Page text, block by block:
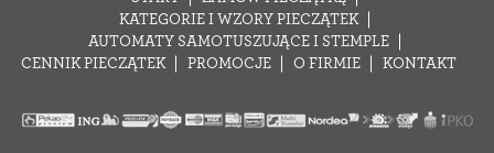
KATEGORIE I WZORY PIECZĄTEK
AUTOMATY SAMOTUSZUJĄCE I STEMPLE
CENNIK PIECZĄTEK
PROMOCJE O FIRMIE KONTAKT